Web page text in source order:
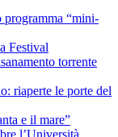
“mini-
Festival
torrente
riaperte le porte del
e il mare”
l’Università